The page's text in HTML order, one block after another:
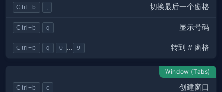
Ctrl+b ; 切换最后一个窗格
Ctrl+b q 显示号码
Ctrl+b q 0 ... 9 转到 # 窗格
Window (Tabs)
Ctrl+b c 创建窗口